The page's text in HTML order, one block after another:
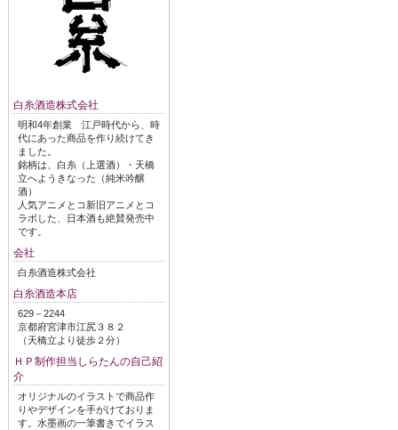
白糸酒造株式会社
明和4年創業 江戸時代から、時
代にあった商品を作り続けてき
ました。
銘柄は、白糸（上選酒）・天橋
立へようきなった（純米吟醸
酒）
人気アニメとコ新旧アニメとコ
ラボした、日本酒も絶賛発売中
です。
会社
白糸酒造株式会社
白糸酒造本店
629－2244
京都府宮津市江尻３８２
（天橋立より徒歩２分）
ＨＰ制作担当しらたんの自己紹
介
オリジナルのイラストで商品作
りやデザインを手がけておりま
す。水墨画の一筆書きでイラス